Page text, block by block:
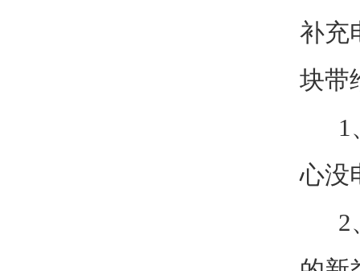
补充
块带
1、
心没
2、